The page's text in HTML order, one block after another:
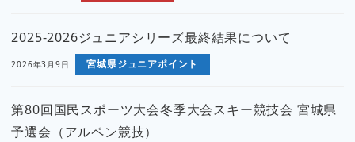
2025-2026ジュニアシリーズ最終結果について
2026年3月9日 宮城県ジュニアポイント
第80回国民スポーツ大会冬季大会スキー競技会 宮城県
予選会（アルペン競技）